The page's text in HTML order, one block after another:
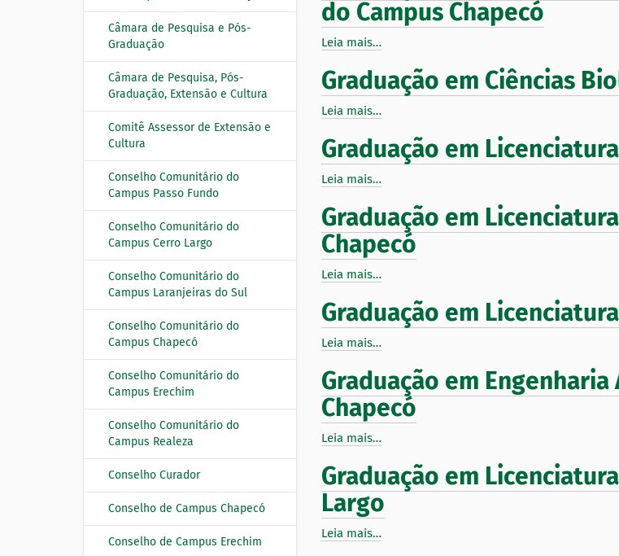
Câmara de Pesquisa e Pós-
Graduação
Câmara de Pesquisa, Pós-
Graduação, Extensão e Cultura
Comitê Assessor de Extensão e
Cultura
Conselho Comunitário do
Campus Passo Fundo
Conselho Comunitário do
Campus Cerro Largo
Conselho Comunitário do
Campus Laranjeiras do Sul
Conselho Comunitário do
Campus Chapecó
Conselho Comunitário do
Campus Erechim
Conselho Comunitário do
Campus Realeza
Conselho Curador
Conselho de Campus Chapecó
Conselho de Campus Erechim
do Campus Chapecó
Leia mais…
Graduação em Ciências
Leia mais…
Graduação em
Leia mais…
Graduação em
Chapecó
Leia mais…
Graduação em
Leia mais…
Graduação em
Chapecó
Leia mais…
Graduação em
Largo
Leia mais…